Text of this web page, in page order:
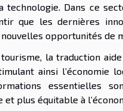
technologie. Dans ce
que les dernières
opportunités de
la traduction
ainsi l’économie
essentielles
plus équitable à